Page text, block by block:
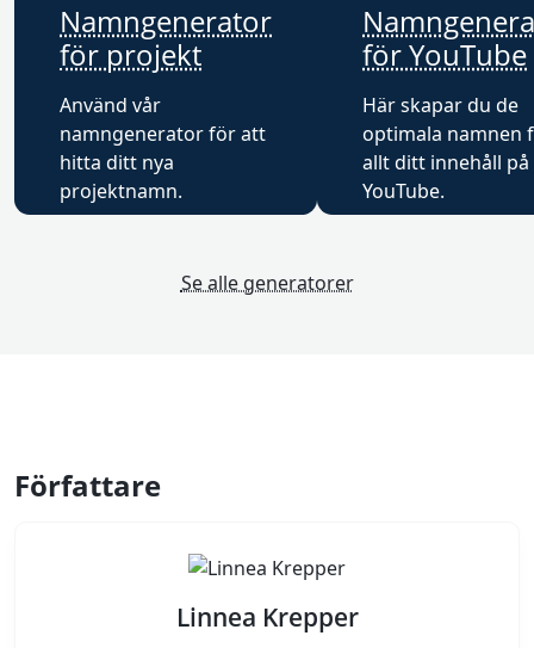
Namngenerator
för projekt
Använd vår
namngenerator för att
hitta ditt nya
projektnamn.
för YouTube
Här skapar du de
optimala namnen
allt ditt innehåll på
YouTube.
Se alle generatorer
Författare
Linnea Krepper